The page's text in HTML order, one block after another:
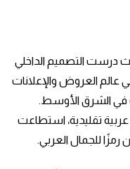
درست التصميم الداخلي
العروض والإعلانات
في الشرق الأوسط.
تقليدية، استطاعت
للجمال العربي.